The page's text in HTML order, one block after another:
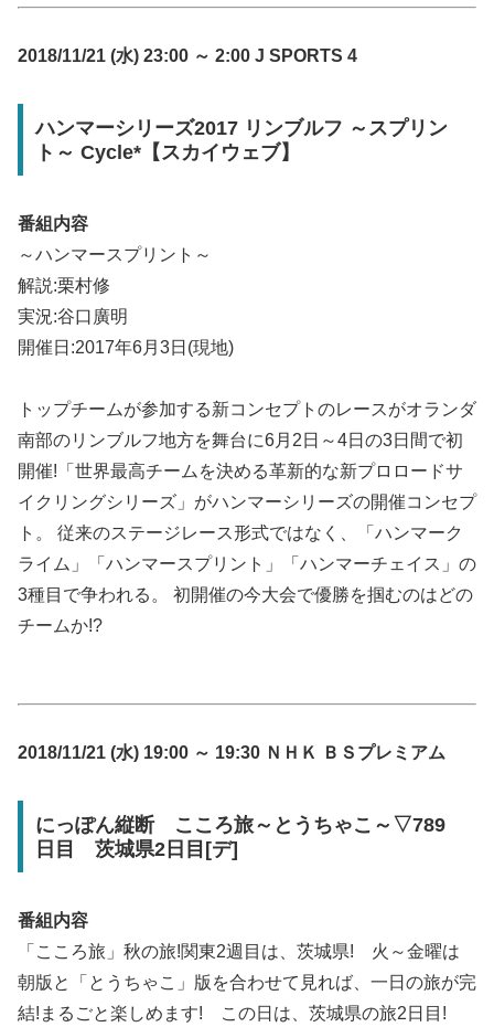
2018/11/21 (水) 23:00 ～ 2:00 J SPORTS 4
ハンマーシリーズ2017 リンブルフ ～スプリン
ト～ Cycle*【スカイウェブ】
番組内容
～ハンマースプリント～
解説:栗村修
実況:谷口廣明
開催日:2017年6月3日(現地)
トップチームが参加する新コンセプトのレースがオランダ
南部のリンブルフ地方を舞台に6月2日～4日の3日間で初
開催!「世界最高チームを決める革新的な新プロロードサ
イクリングシリーズ」がハンマーシリーズの開催コンセプ
ト。 従来のステージレース形式ではなく、「ハンマーク
ライム」「ハンマースプリント」「ハンマーチェイス」の
3種目で争われる。 初開催の今大会で優勝を掴むのはどの
チームか!?
2018/11/21 (水) 19:00 ～ 19:30 ＮＨＫ ＢＳプレミアム
にっぽん縦断 こころ旅～とうちゃこ～▽789
日目 茨城県2日目[デ]
番組内容
「こころ旅」秋の旅!関東2週目は、茨城県! 火～金曜は
朝版と「とうちゃこ」版を合わせて見れば、一日の旅が完
結!まるごと楽しめます! この日は、茨城県の旅2日目!